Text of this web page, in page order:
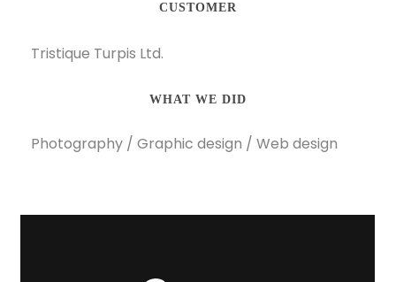
CUSTOMER
Tristique Turpis Ltd.
WHAT WE DID
Photography / Graphic design / Web design